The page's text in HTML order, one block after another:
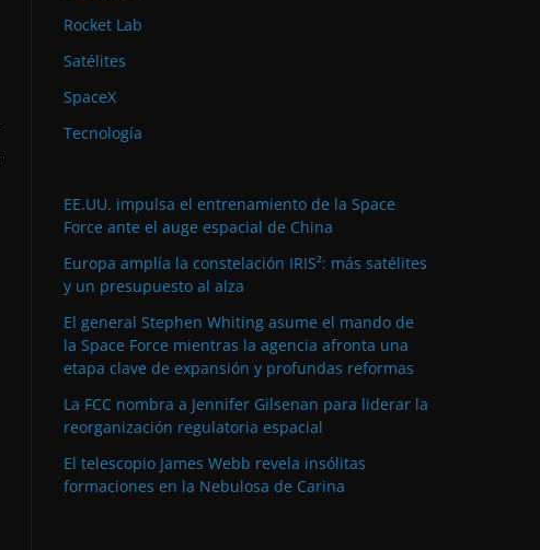
Rocket Lab
Satélites
SpaceX
Tecnología
EE.UU. impulsa el entrenamiento de la Space
Force ante el auge espacial de China
Europa amplía la constelación IRIS²: más satélites
y un presupuesto al alza
El general Stephen Whiting asume el mando de
la Space Force mientras la agencia afronta una
etapa clave de expansión y profundas reformas
La FCC nombra a Jennifer Gilsenan para liderar la
reorganización regulatoria espacial
El telescopio James Webb revela insólitas
formaciones en la Nebulosa de Carina